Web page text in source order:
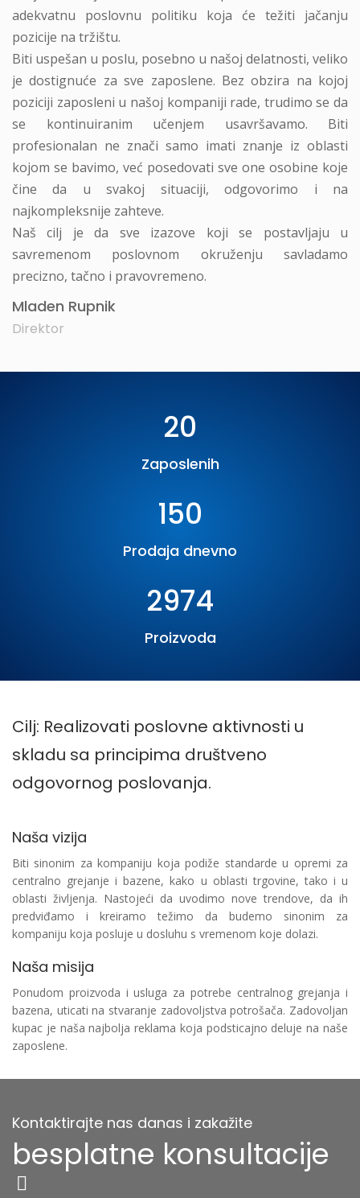
adekvatnu poslovnu politiku koja će težiti jačanju
pozicije na tržištu.
Biti uspešan u poslu, posebno u našoj delatnosti, veliko
je dostignuće za sve zaposlene. Bez obzira na kojoj
poziciji zaposleni u našoj kompaniji rade, trudimo se da
se kontinuiranim učenjem usavršavamo. Biti
profesionalan ne znači samo imati znanje iz oblasti
kojom se bavimo, već posedovati sve one osobine koje
čine da u svakoj situaciji, odgovorimo i na
najkompleksnije zahteve.
Naš cilj je da sve izazove koji se postavljaju u
savremenom poslovnom okruženju savladamo
precizno, tačno i pravovremeno.
Mladen Rupnik
Direktor
20
Zaposlenih
150
Prodaja dnevno
3000
Proizvoda
Cilj: Realizovati poslovne aktivnosti u
skladu sa principima društveno
odgovornog poslovanja.
Naša vizija
Biti sinonim za kompaniju koja podiže standarde u opremi za
centralno grejanje i bazene, kako u oblasti trgovine, tako i u
oblasti življenja. Nastojeći da uvodimo nove trendove, da ih
predviđamo i kreiramo težimo da budemo sinonim za
kompaniju koja posluje u dosluhu s vremenom koje dolazi.
Naša misija
Ponudom proizvoda i usluga za potrebe centralnog grejanja i
bazena, uticati na stvaranje zadovoljstva potrošača. Zadovoljan
kupac je naša najbolja reklama koja podsticajno deluje na naše
zaposlene.
Kontaktirajte nas danas i zakažite
besplatne konsultacije